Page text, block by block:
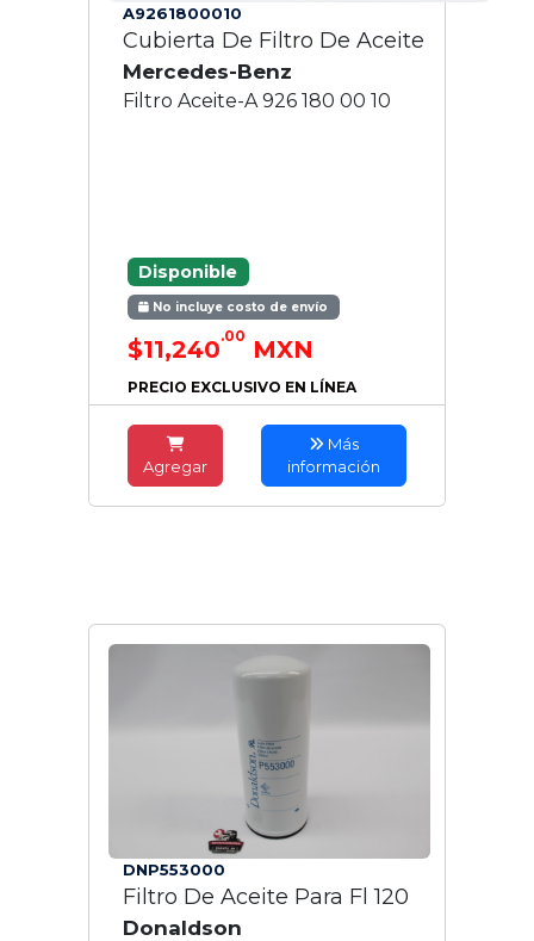
A9261800010
Cubierta De Filtro De Aceite
Mercedes-Benz
Filtro Aceite-A 926 180 00 10
Disponible
No incluye costo de envío
$11,240.00 MXN
PRECIO EXCLUSIVO EN LÍNEA
Agregar
Más
información
DNP553000
Filtro De Aceite Para Fl 120
Donaldson